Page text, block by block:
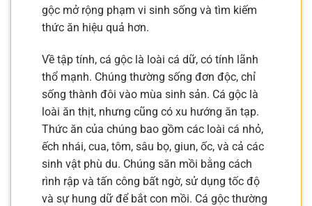
gộc mở rộng phạm vi sinh sống và tìm kiếm
thức ăn hiệu quả hơn.
Về tập tính, cá gộc là loài cá dữ, có tính lãnh
thổ mạnh. Chúng thường sống đơn độc, chỉ
sống thành đôi vào mùa sinh sản. Cá gộc là
loài ăn thịt, nhưng cũng có xu hướng ăn tạp.
Thức ăn của chúng bao gồm các loài cá nhỏ,
ếch nhái, cua, tôm, sâu bọ, giun, ốc, và cả các
sinh vật phù du. Chúng săn mồi bằng cách
rình rập và tấn công bất ngờ, sử dụng tốc độ
và sự hung dữ để bắt con mồi. Cá gộc thường